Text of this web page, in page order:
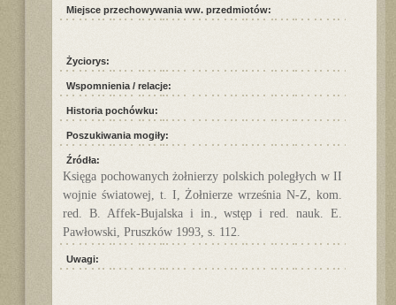
Miejsce przechowywania ww. przedmiotów:
Życiorys:
Wspomnienia / relacje:
Historia pochówku:
Poszukiwania mogiły:
Źródła:
Księga pochowanych żołnierzy polskich poległych w II
wojnie światowej, t. I, Żołnierze września N-Z, kom.
red. B. Affek-Bujalska i in., wstęp i red. nauk. E.
Pawłowski, Pruszków 1993, s. 112.
Uwagi: